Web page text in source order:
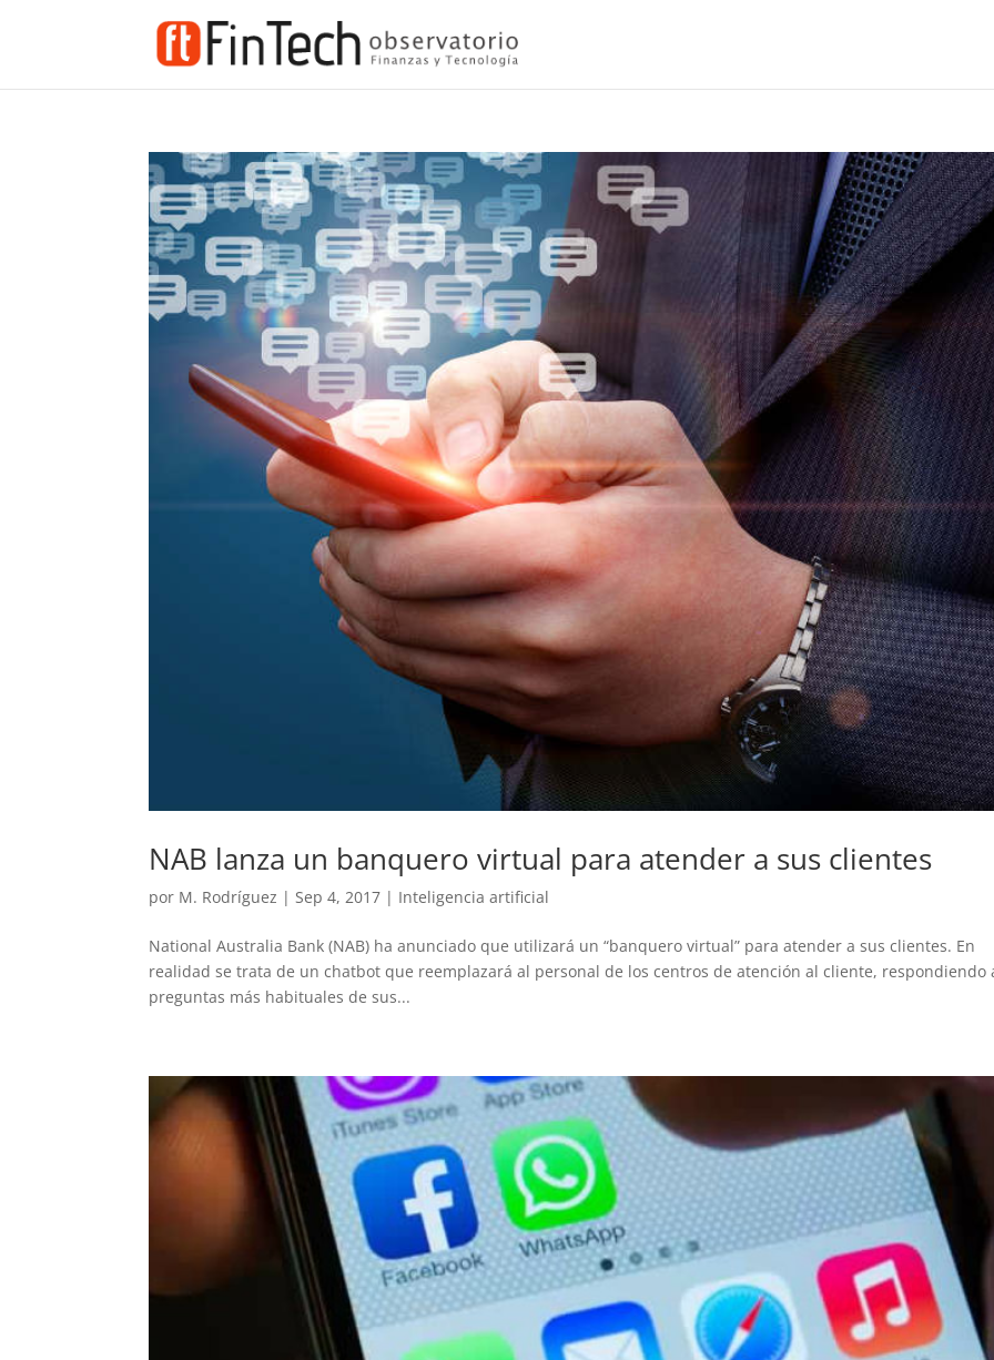
NAB lanza un banquero virtual para atender a sus clientes
por M. Rodríguez | Sep 4, 2017 | Inteligencia artificial
National Australia Bank (NAB) ha anunciado que utilizará un “banquero virtual” para atender a sus clientes. En
realidad se trata de un chatbot que reemplazará al personal de los centros de atención al cliente, respondiendo
preguntas más habituales de sus...